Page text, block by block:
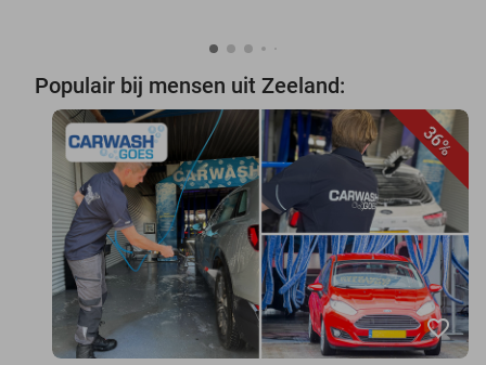
Populair bij mensen uit Zeeland:
36%
favorite_border